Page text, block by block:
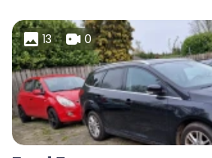
13 0